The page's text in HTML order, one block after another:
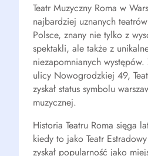
Teatr Muzyczny Roma w
najbardziej uznanych
Polsce, znany nie tylko z
spektakli, ale także z
niezapomnianych
ulicy Nowogrodzkiej 49,
zyskał status symbolu
muzycznej.
Historia Teatru Roma sięga
kiedy to jako Teatr
zyskał popularność jako